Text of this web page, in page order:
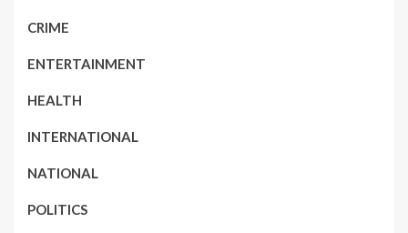
CRIME
ENTERTAINMENT
HEALTH
INTERNATIONAL
NATIONAL
POLITICS